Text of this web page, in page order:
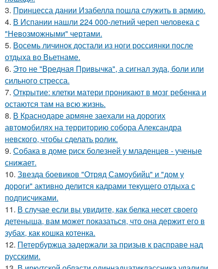
3. Принцесса дании Изабелла пошла служить в армию.
4. В Испании нашли 224 000-летний череп человека с
"Невозможными" чертами.
5. Восемь личинок достали из ноги россиянки после
отдыха во Вьетнаме.
6. Это не "Вредная Привычка", а сигнал зуда, боли или
сильного стресса.
7. Открытие: клетки матери проникают в мозг ребенка и
остаются там на всю жизнь.
8. В Краснодаре армяне заехали на дорогих
автомобилях на территорию собора Александра
невского, чтобы сделать ролик.
9. Собака в доме риск болезней у младенцев - ученые
снижает.
10. Звезда боевиков "Отряд Самоубийц" и "дом у
дороги" активно делится кадрами текущего отдыха с
подписчиками.
11. В случае если вы увидите, как белка несет своего
детеныша, вам может показаться, что она держит его в
зубах, как кошка котенка.
12. Петербуржца задержали за призыв к расправе над
русскими.